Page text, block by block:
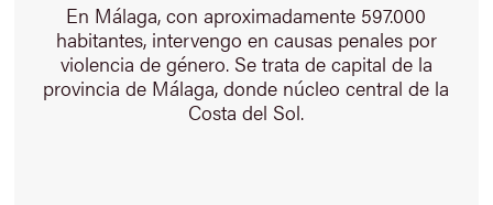
En Málaga, con aproximadamente 597.000
habitantes, intervengo en causas penales por
violencia de género. Se trata de capital de la
provincia de Málaga, donde núcleo central de la
Costa del Sol.